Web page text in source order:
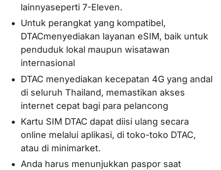
lainnyaseperti 7-Eleven.
Untuk perangkat yang kompatibel,
DTACmenyediakan layanan eSIM, baik untuk
penduduk lokal maupun wisatawan
internasional
DTAC menyediakan kecepatan 4G yang andal
di seluruh Thailand, memastikan akses
internet cepat bagi para pelancong
Kartu SIM DTAC dapat diisi ulang secara
online melalui aplikasi, di toko-toko DTAC,
atau di minimarket.
Anda harus menunjukkan paspor saat